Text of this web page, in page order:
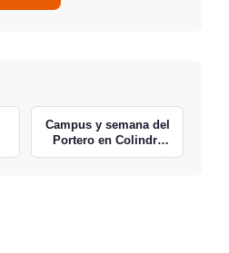
Campus y semana del
Portero en Colindres
→